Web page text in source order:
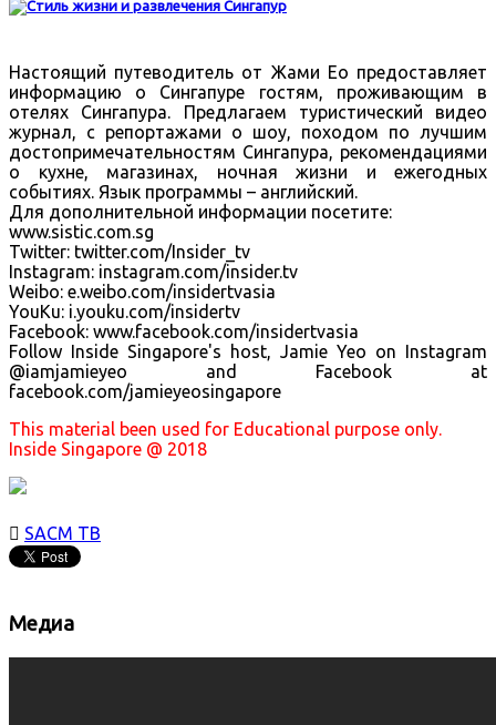
Настоящий путеводитель от Жами Ео предоставляет
информацию о Сингапуре гостям, проживающим в
отелях Сингапура. Предлагаем туристический видео
журнал, с репортажами о шоу, походом по лучшим
достопримечательностям Сингапура, рекомендациями
о кухне, магазинах, ночная жизни и ежегодных
событиях. Язык программы – английский.
Для дополнительной информации посетите:
www.sistic.com.sg
Twitter: twitter.com/Insider_tv
Instagram: instagram.com/insider.tv
Weibo: e.weibo.com/insidertvasia
YouKu: i.youku.com/insidertv
Facebook: www.facebook.com/insidertvasia
Follow Inside Singapore's host, Jamie Yeo on Instagram
@iamjamieyeo and Facebook at
facebook.com/jamieyeosingapore
This material been used for Educational purpose only.
Inside Singapore @ 2018
 SACM ТВ
Медиа